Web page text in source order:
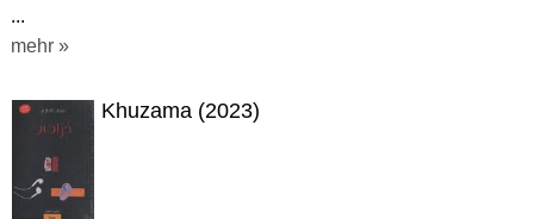
...
mehr »
Khuzama (2023)